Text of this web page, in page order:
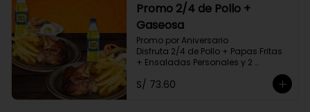
Promo 2/4 de Pollo +
Gaseosa
Promo por Aniversario
Disfruta 2/4 de Pollo + Papas Fritas
+ Ensaladas Personales y 2
S/ 73.60